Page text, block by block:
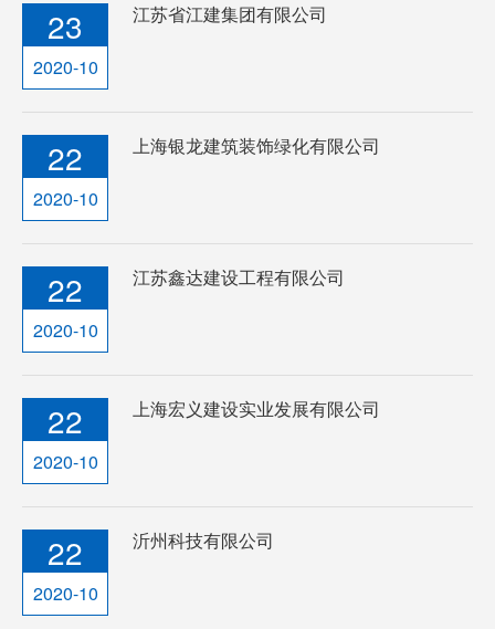
23
2020-10
江苏省江建集团有限公司
22
2020-10
上海银龙建筑装饰绿化有限公司
22
2020-10
江苏鑫达建设工程有限公司
22
2020-10
上海宏义建设实业发展有限公司
22
2020-10
沂州科技有限公司